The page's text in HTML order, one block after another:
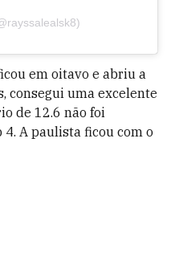
em oitavo e abriu a
consegui uma excelente
de 12.6 não foi
A paulista ficou com o